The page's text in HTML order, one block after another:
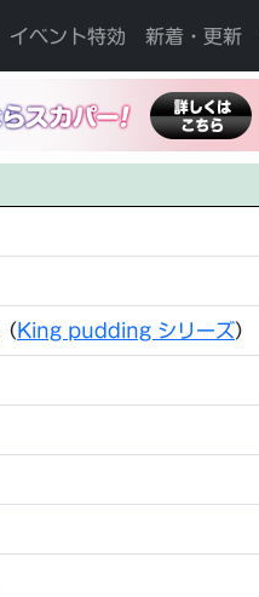
イベント特効 新着・更新
（ King pudding シリーズ）